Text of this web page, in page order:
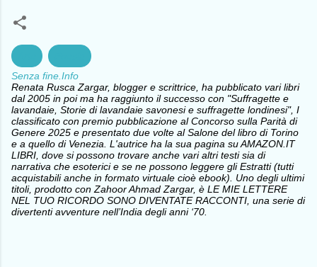
Senza fine.Info
Renata Rusca Zargar, blogger e scrittrice, ha pubblicato vari libri
dal 2005 in poi ma ha raggiunto il successo con "Suffragette e
lavandaie, Storie di lavandaie savonesi e suffragette londinesi", I
classificato con premio pubblicazione al Concorso sulla Parità di
Genere 2025 e presentato due volte al Salone del libro di Torino
e a quello di Venezia. L'autrice ha la sua pagina su AMAZON.IT
LIBRI, dove si possono trovare anche vari altri testi sia di
narrativa che esoterici e se ne possono leggere gli Estratti (tutti
acquistabili anche in formato virtuale cioè ebook). Uno degli ultimi
titoli, prodotto con Zahoor Ahmad Zargar, è LE MIE LETTERE
NEL TUO RICORDO SONO DIVENTATE RACCONTI, una serie di
divertenti avventure nell’India degli anni ‘70.